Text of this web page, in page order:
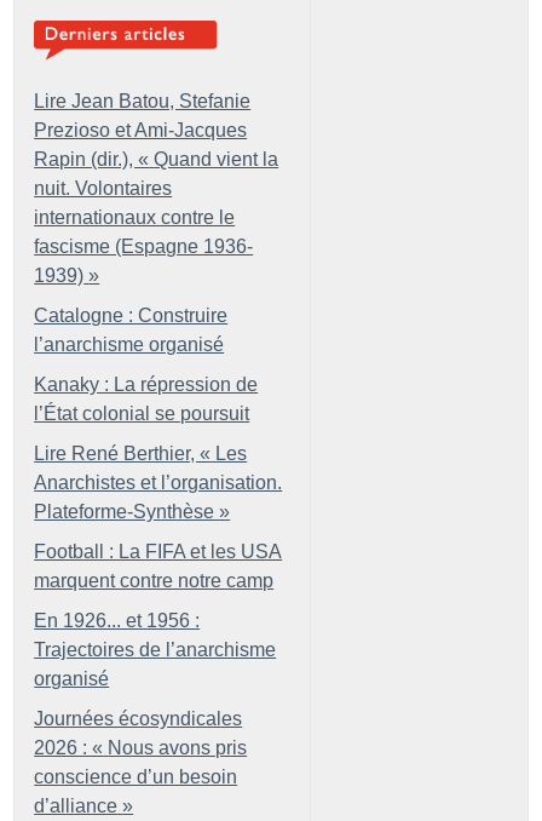
Lire Jean Batou, Stefanie
Prezioso et Ami-Jacques
Rapin (dir.), « Quand vient la
nuit. Volontaires
internationaux contre le
fascisme (Espagne 1936-
1939) »
Catalogne : Construire
l’anarchisme organisé
Kanaky : La répression de
l’État colonial se poursuit
Lire René Berthier, « Les
Anarchistes et l’organisation.
Plateforme-Synthèse »
Football : La FIFA et les USA
marquent contre notre camp
En 1926... et 1956 :
Trajectoires de l’anarchisme
organisé
Journées écosyndicales
2026 : « Nous avons pris
conscience d’un besoin
d’alliance »